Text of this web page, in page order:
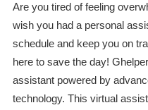
Are you tired of feeling
wish you had a personal
schedule and keep you on
here to save the day!
assistant powered by
technology. This virtual